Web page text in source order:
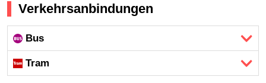
Verkehrsanbindungen
Bus
Tram